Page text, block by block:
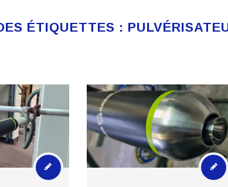
ÉTIQUETTES :